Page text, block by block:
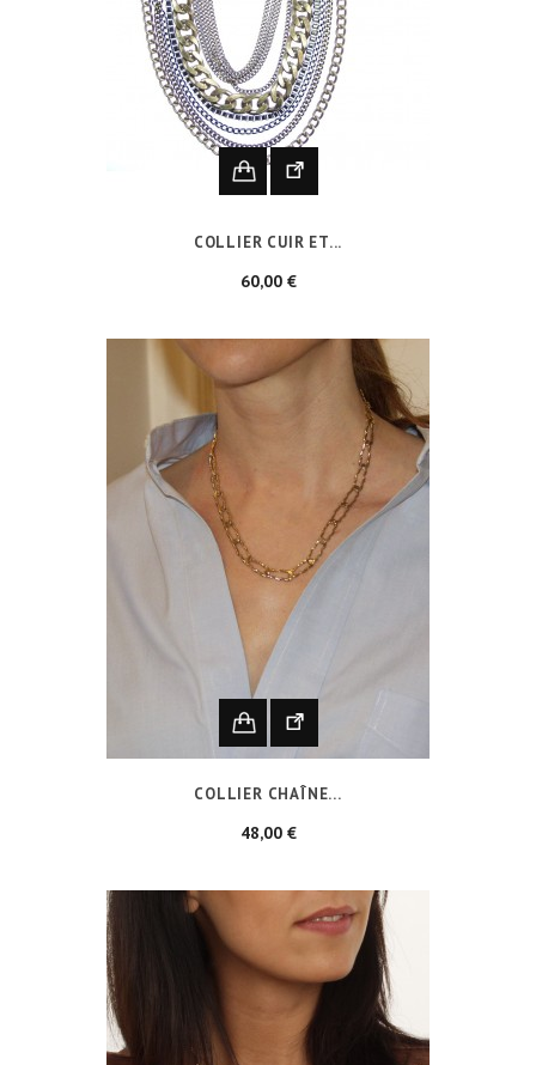
COLLIER CUIR ET...
60,00 €Prix
COLLIER CHAÎNE...
48,00 €Prix